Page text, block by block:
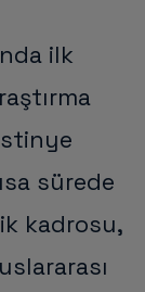
ilk
sürede
kadrosu,